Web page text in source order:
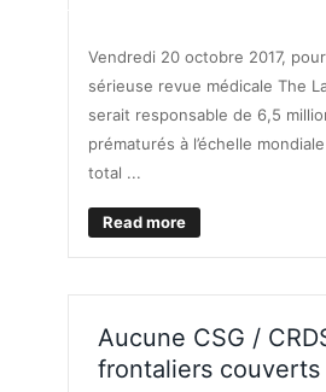
Vendredi 20 octobre 2017,
sérieuse revue médicale The
serait responsable de 6,5
prématurés à l’échelle
total ...
Read more
Aucune CSG /
frontaliers couverts